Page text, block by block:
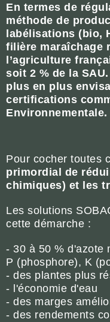
En termes de
méthode de
labélisations (bio,
filière maraîchage
l’agriculture
soit 2 % de la
plus en plus
certifications
Environnementale.
Pour cocher toutes
primordial de
chimiques) et les
Les solutions
cette démarche :
- 30 à 50 % d'azote
P (phosphore), K
- des plantes plus
- l'économie d'eau
- des marges
- des rendements